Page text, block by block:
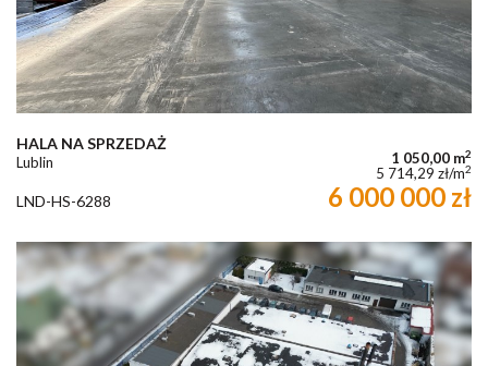
HALA NA SPRZEDAŻ
Lublin 1 050,00 m2
5 714,29 zł/m2
LND-HS-6288 6 000 000 zł